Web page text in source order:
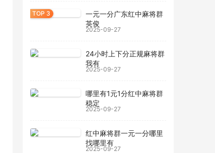
一元一分广东红中麻将群
英俊
2025-09-27
24小时上下分正规麻将群
我有
2025-09-27
哪里有1元1分红中麻将群
稳定
2025-09-27
红中麻将群一元一分哪里
找哪里有
2025-09-27